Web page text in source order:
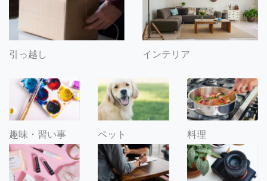
引っ越し インテリア
趣味・習い事 ペット 料理